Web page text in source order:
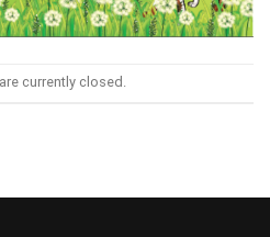
currently closed.